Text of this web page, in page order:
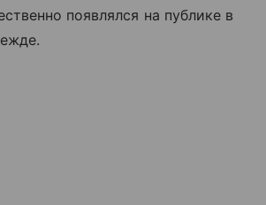
появлялся на публике в